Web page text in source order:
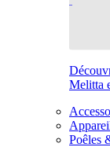
Melitta
Poêles